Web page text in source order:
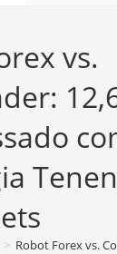
vs.
> Robot Forex vs.